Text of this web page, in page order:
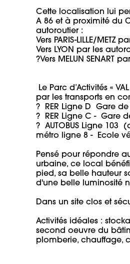
Cette localisation lui
A 86 et à proximité du
autoroutier :
Vers PARIS-LILLE/METZ
Vers LYON par les
?Vers MELUN SENART
Le Parc d’Activités «
par les transports en
?  RER Ligne D  Gare
?  RER Ligne C -  Gare
?  AUTOBUS Ligne 103
métro ligne 8 -  Ecole
Pensé pour répondre
urbaine, ce local
pied, sa belle hauteur
d'une belle luminosité
Dans un site clos et
Activités idéales :
second oeuvre du